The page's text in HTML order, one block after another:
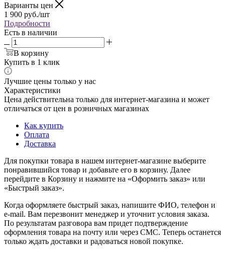
Варианты цен
1 900 руб./шт
Подробности
Есть в наличии
В корзину
Купить в 1 клик
Лучшие цены только у нас
Характеристики
Цена действительна только для интернет-магазина и может
отличаться от цен в розничных магазинах
Как купить
Оплата
Доставка
Для покупки товара в нашем интернет-магазине выберите
понравившийся товар и добавьте его в корзину. Далее
перейдите в Корзину и нажмите на «Оформить заказ» или
«Быстрый заказ».
Когда оформляете быстрый заказ, напишите ФИО, телефон и
e-mail. Вам перезвонит менеджер и уточнит условия заказа.
По результатам разговора вам придет подтверждение
оформления товара на почту или через СМС. Теперь останется
только ждать доставки и радоваться новой покупке.